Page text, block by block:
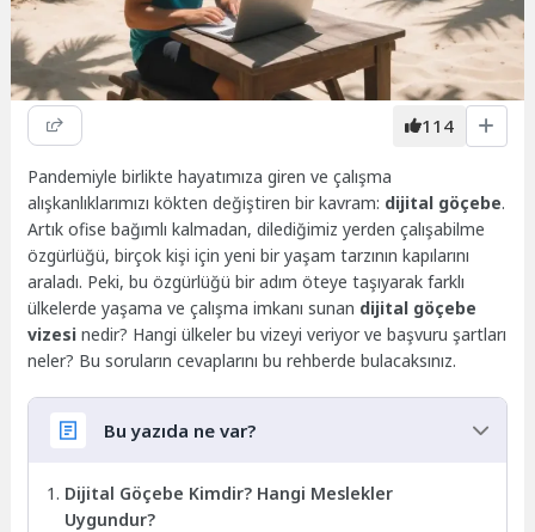
114
Pandemiyle birlikte hayatımıza giren ve çalışma
alışkanlıklarımızı kökten değiştiren bir kavram: dijital göçebe.
Artık ofise bağımlı kalmadan, dilediğimiz yerden çalışabilme
özgürlüğü, birçok kişi için yeni bir yaşam tarzının kapılarını
araladı. Peki, bu özgürlüğü bir adım öteye taşıyarak farklı
ülkelerde yaşama ve çalışma imkanı sunan dijital göçebe
vizesi nedir? Hangi ülkeler bu vizeyi veriyor ve başvuru şartları
neler? Bu soruların cevaplarını bu rehberde bulacaksınız.
Bu yazıda ne var?
Dijital Göçebe Kimdir? Hangi Meslekler
Uygundur?